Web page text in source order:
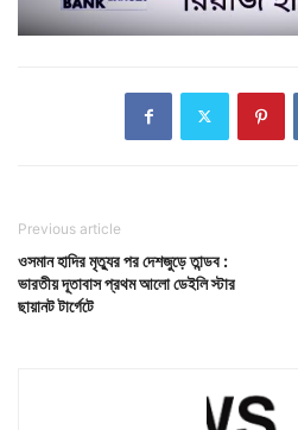
Previous article
ওসমান হাদির মৃত্যুর পর দেশজুড়ে তান্ডব :
ভারতীয় দূতাবাস প্রথম আলো ডেইলি স্টার
ছায়ানট টার্গেটে